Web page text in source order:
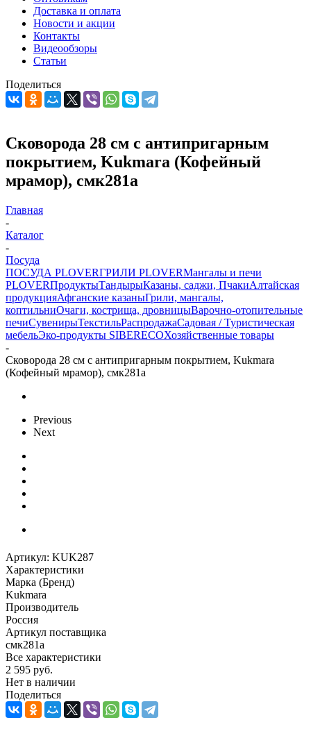
Доставка и оплата
Новости и акции
Контакты
Видеообзоры
Статьи
Поделиться
Сковорода 28 см с антипригарным
покрытием, Kukmara (Кофейный
мрамор), смк281а
Главная
-
Каталог
-
Посуда
ПОСУДА PLOVERГРИЛИ PLOVERМангалы и печи
PLOVERПродуктыТандырыКазаны, саджи, ПчакиАлтайская
продукцияАфганские казаныГрили, мангалы,
коптильниОчаги, кострища, дровницыВарочно-отопительные
печиСувенирыТекстильРаспродажаСадовая / Туристическая
мебельЭко-продукты SIBERECOХозяйственные товары
-
Сковорода 28 см с антипригарным покрытием, Kukmara
(Кофейный мрамор), смк281а
Previous
Next
Артикул: KUK287
Характеристики
Марка (Бренд)
Kukmara
Производитель
Россия
Артикул поставщика
смк281а
Все характеристики
2 595 руб.
Нет в наличии
Поделиться